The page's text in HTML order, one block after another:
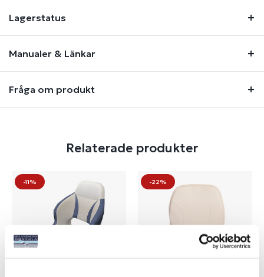
Lagerstatus
Manualer & Länkar
Fråga om produkt
Relaterade produkter
-11% -22%